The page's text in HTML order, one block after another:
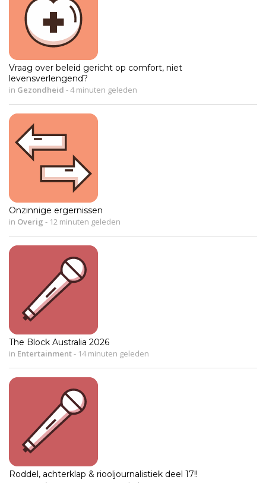
Vraag over beleid gericht op comfort, niet
levensverlengend?
in Gezondheid -4 minuten geleden
Onzinnige ergernissen
in Overig - 12 minuten geleden
The Block Australia 2026
in Entertainment- 14 minuten geleden
Roddel, achterklap & riooljournalistiek deel 17!!